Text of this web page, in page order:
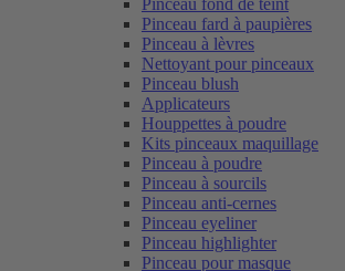
Pinceau fond de teint
Pinceau fard à paupières
Pinceau à lèvres
Nettoyant pour pinceaux
Pinceau blush
Applicateurs
Houppettes à poudre
Kits pinceaux maquillage
Pinceau à poudre
Pinceau à sourcils
Pinceau anti-cernes
Pinceau eyeliner
Pinceau highlighter
Pinceau pour masque